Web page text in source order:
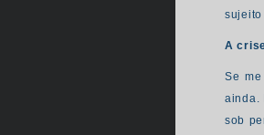
sujeito
A
Se
ainda.
sob